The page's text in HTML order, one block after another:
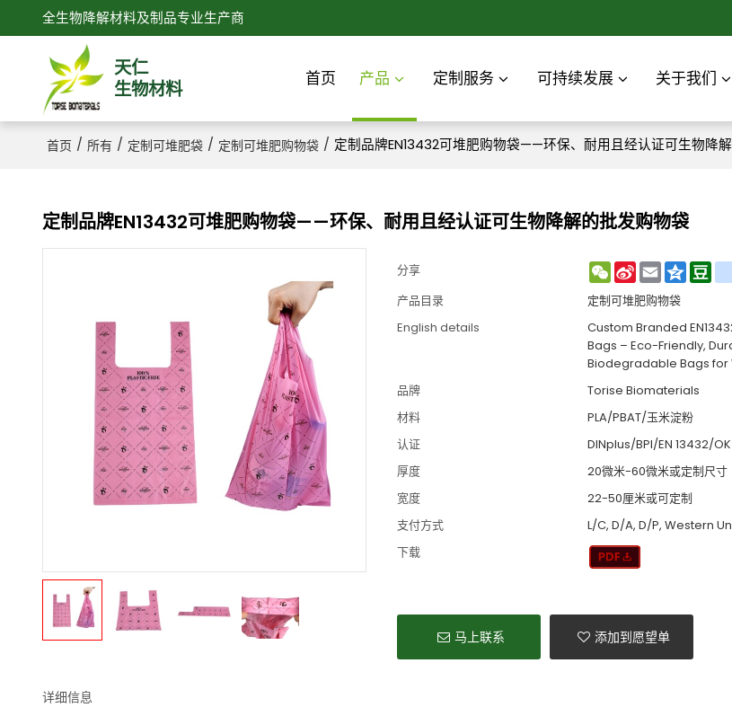
全生物降解材料及制品专业生产商
天仁
生物材料
首页 产品 定制服务 可持续发展 关于我们
首页 / 所有 / 定制可堆肥袋 / 定制可堆肥购物袋 / 定制品牌EN13432可堆肥购物袋——环保、耐用且经认证可生物降
定制品牌EN13432可堆肥购物袋——环保、耐用且经认证可生物降解的批发购物袋
分享 WeChat
Sina
Weibo
EmailQzone
产品目录
定制可堆肥购物袋
English details
Custom Branded
Bags – Eco-Friendly,
Biodegradable Bags for
品牌
Torise Biomaterials
材料
PLA/PBAT/玉米淀粉
认证
DINplus/BPI/EN 13432/
厚度
20微米-60微米或定制尺寸
宽度
22-50厘米或可定制
支付方式
L/C, D/A, D/P, Western
下载
马上联系 添加到愿望单
详细信息